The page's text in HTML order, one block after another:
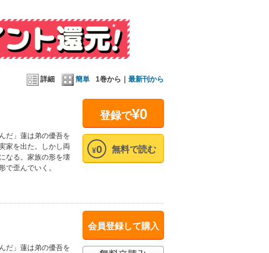
詳細 簡単 1巻から｜ 最新刊から
登録で¥0
無料で読む
¥0
だ」蓮は弟の優吾を
家を出た。しかし両
なる。家族の形を壊
で歪んでいく。
会員登録して購入
だ」蓮は弟の優吾を